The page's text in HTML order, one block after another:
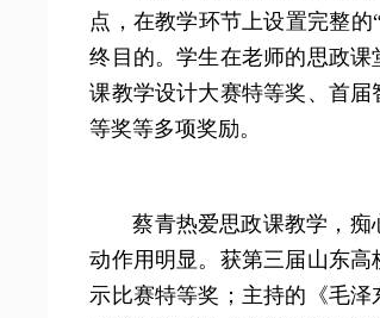
点，在教学环节上设置完整
终目的。学生在老师的思政
课教学设计大赛特等奖、首
等奖等多项奖励。
蔡青热爱思政课教学，
动作用明显。获第三届山东
示比赛特等奖；主持的《毛